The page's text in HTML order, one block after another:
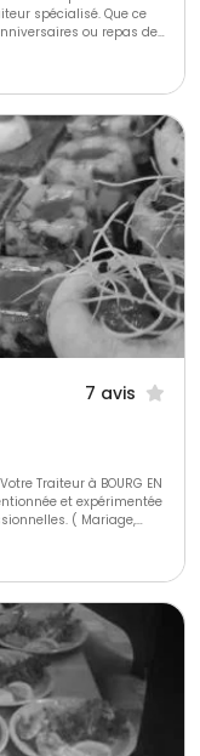
spécialisé. Que ce
ou repas de
comme des
7 avis
à BOURG EN
et expérimentée
( Mariage,
d'entreprise, plateau
en fonction des